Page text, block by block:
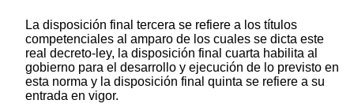
La disposición final tercera se refiere a los títulos
competenciales al amparo de los cuales se dicta este
real decreto-ley, la disposición final cuarta habilita al
gobierno para el desarrollo y ejecución de lo previsto en
esta norma y la disposición final quinta se refiere a su
entrada en vigor.